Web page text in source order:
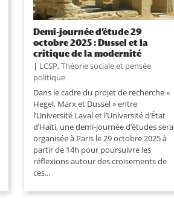
Demi-journée d’étude 29
octobre 2025 : Dussel et la
critique de la modernité
| LCSP,Théorie sociale et pensée
politique
Dans le cadre du projet de recherche «
Hegel, Marx et Dussel » entre
l’Université Laval et l’Université d’État
d’Haïti, une demi-journée d’études sera
organisée à Paris le 29 octobre 2025 à
partir de 14h pour poursuivre les
réflexions autour des croisements de
ces...